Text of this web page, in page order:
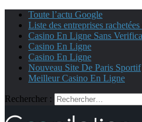
Toute l’actu Google
Liste des entreprises
Casino En Ligne Sans
Casino En Ligne
Casino En Ligne
Nouveau Site De Paris Sportif
Meilleur Casino En Ligne
Rechercher :